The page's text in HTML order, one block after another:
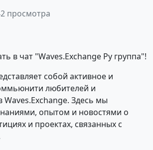
просмотра
в чат "Waves.Exchange Ру группа"!
собой активное и
любителей и
Здесь мы
опытом и новостями о
и проектах, связанных с